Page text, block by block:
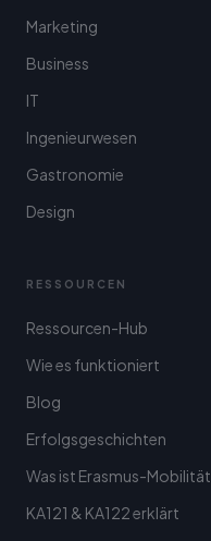
Marketing
Business
IT
Ingenieurwesen
Gastronomie
Design
RESSOURCEN
Ressourcen-Hub
Wie es funktioniert
Blog
Erfolgsgeschichten
Was ist Erasmus-Mobilität
KA121 & KA122 erklärt